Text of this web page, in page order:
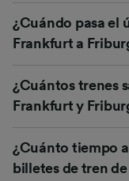
¿Cuándo pasa el
Frankfurt a
¿Cuántos trenes
Frankfurt y
¿Cuánto tiempo
billetes de tren